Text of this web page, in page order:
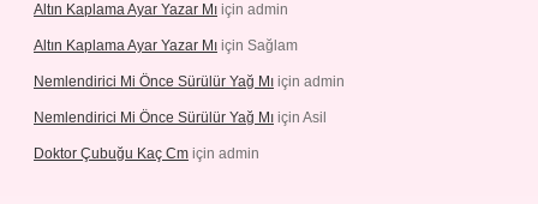
Altın Kaplama Ayar Yazar Mı için admin
Altın Kaplama Ayar Yazar Mı için Sağlam
Nemlendirici Mi Önce Sürülür Yağ Mı için admin
Nemlendirici Mi Önce Sürülür Yağ Mı için Asil
Doktor Çubuğu Kaç Cm için admin